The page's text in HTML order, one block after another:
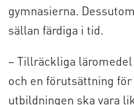
gymnasierna.
sällan färdiga i tid.
– Tillräckliga
och en förutsättning
utbildningen ska vara